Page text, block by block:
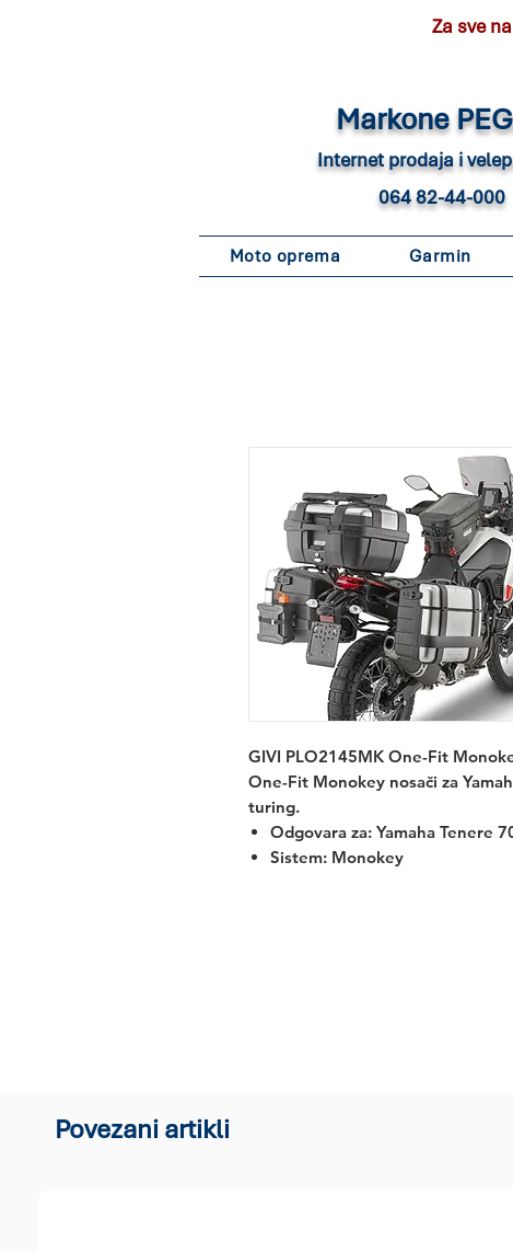
Za sve
Markone
Internet prodaja i
064 82-44-000
Moto oprema Garmin
GIVI PLO2145MK One-Fit
One-Fit Monokey nosači za
turing.
Odgovara za: Yamaha Tenere
Sistem: Monokey
Povezani artikli